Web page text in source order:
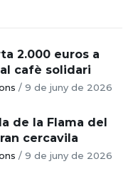
2.000 euros a
cafè solidari
/ 9 de juny de 2026
de la Flama del
cercavila
/ 9 de juny de 2026